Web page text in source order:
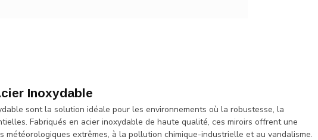
Inoxydable
sont la solution idéale pour les environnements où la robustesse, la
Fabriqués en acier inoxydable de haute qualité, ces miroirs offrent une
météorologiques extrêmes, à la pollution chimique-industrielle et au vandalisme.